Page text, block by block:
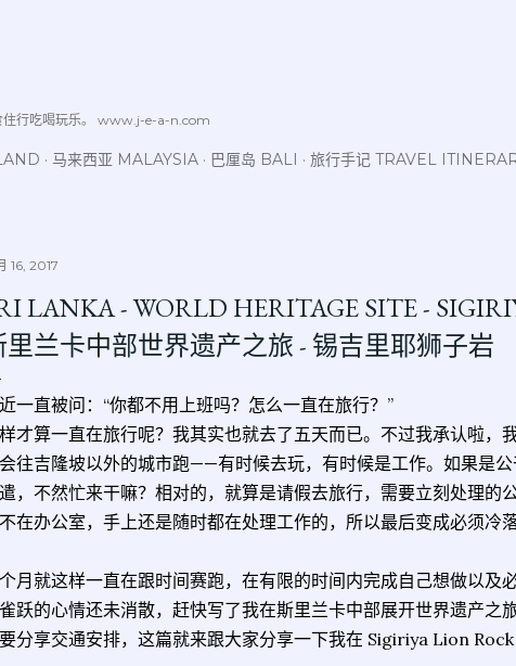
住行吃喝玩乐。 www.j-e-a-n.com
马来西亚 MALAYSIA 巴厘岛 BALI 旅行手记 TRAVEL
16, 2017
LANKA - WORLD HERITAGE SITE -
里兰卡中部世界遗产之旅 - 锡吉里耶狮子岩
一直被问：“你都不用上班吗？怎么一直在旅行？”
才算一直在旅行呢？我其实也就去了五天而已。不过我承认啦，
往吉隆坡以外的城市跑——有时候去玩，有时候是工作。如果是
，不然忙来干嘛？相对的，就算是请假去旅行，需要立刻处理的
在办公室，手上还是随时都在处理工作的，所以最后变成必须冷
月就这样一直在跟时间赛跑，在有限的时间内完成自己想做以及
跃的心情还未消散，赶快写了我在斯里兰卡中部展开世界遗产之
分享交通安排，这篇就来跟大家分享一下我在 Sigiriya Lion Rock